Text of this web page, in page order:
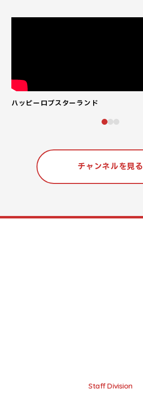
ハッピーロブスターランド
チャンネルを見る
Staff Division